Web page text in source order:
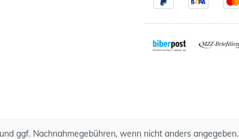
ggf. Nachnahmegebühren, wenn nicht anders angegeben.